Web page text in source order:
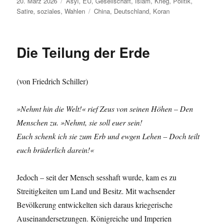
am
Satire,soziales,Wahlen Schlagwörter
China, Deutschland, Koran
Die Teilung der Erde
(von Friedrich Schiller)
»Nehmt hin die Welt!« rief Zeus von seinen Höhen – Den
Menschen zu. »Nehmt, sie soll euer sein!
Euch schenk ich sie zum Erb und ewgen Lehen – Doch teilt
euch brüderlich darein!«
Jedoch – seit der Mensch sesshaft wurde, kam es zu
Streitigkeiten um Land und Besitz. Mit wachsender
Bevölkerung entwickelten sich daraus kriegerische
Auseinandersetzungen. Königreiche und Imperien